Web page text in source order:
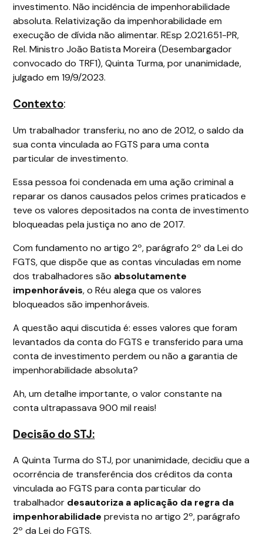
investimento. Não incidência de impenhorabilidade
absoluta. Relativização da impenhorabilidade em
execução de dívida não alimentar. REsp 2.021.651-PR,
Rel. Ministro João Batista Moreira (Desembargador
convocado do TRF1), Quinta Turma, por unanimidade,
julgado em 19/9/2023.
Contexto:
Um trabalhador transferiu, no ano de 2012, o saldo da
sua conta vinculada ao FGTS para uma conta
particular de investimento.
Essa pessoa foi condenada em uma ação criminal a
reparar os danos causados pelos crimes praticados e
teve os valores depositados na conta de investimento
bloqueadas pela justiça no ano de 2017.
Com fundamento no artigo 2º, parágrafo 2º da Lei do
FGTS, que dispõe que as contas vinculadas em nome
dos trabalhadores são absolutamente
impenhoráveis, o Réu alega que os valores
bloqueados são impenhoráveis.
A questão aqui discutida é: esses valores que foram
levantados da conta do FGTS e transferido para uma
conta de investimento perdem ou não a garantia de
impenhorabilidade absoluta?
Ah, um detalhe importante, o valor constante na
conta ultrapassava 900 mil reais!
Decisão do STJ:
A Quinta Turma do STJ, por unanimidade, decidiu que a
ocorrência de transferência dos créditos da conta
vinculada ao FGTS para conta particular do
trabalhador desautoriza a aplicação da regra da
impenhorabilidade prevista no artigo 2º, parágrafo
2º da Lei do FGTS.